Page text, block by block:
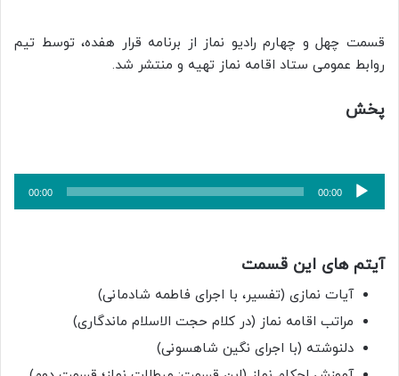
قسمت چهل و چهارم رادیو نماز از برنامه قرار هفده، توسط تیم
روابط عمومی ستاد اقامه نماز تهیه و منتشر شد.
پخش
پخش‌کننده
صوت
00:00
00:00
آیتم های این قسمت
آیات نمازی (تفسیر، با اجرای فاطمه شادمانی)
مراتب اقامه نماز (در کلام حجت الاسلام ماندگاری)
دلنوشته (با اجرای نگین شاهسونی)